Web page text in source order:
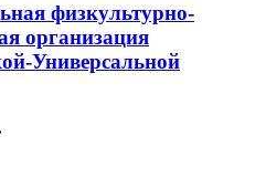
физкультурно-
организация
Универсальной